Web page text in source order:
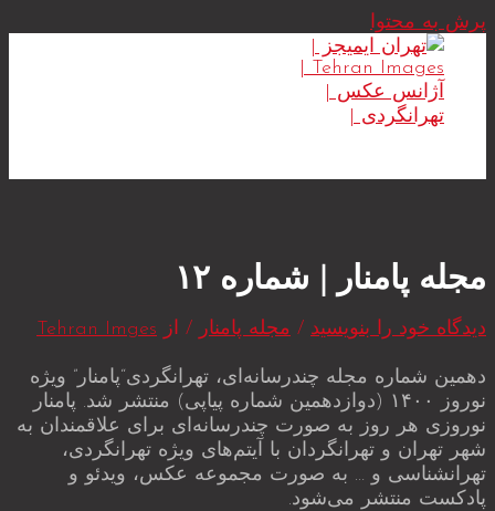
پرش به محتوا
مجله پامنار | شماره ۱۲
دیدگاه‌ خود را بنویسید / مجله پامنار / از Tehran Imges
دهمین شماره مجله چندرسانه‌ای، تهرانگردی“پامنار” ویژه
نوروز ۱۴۰۰ (دوازدهمین شماره پیاپی) منتشر شد. پامنار
نوروزی هر روز به صورت چندرسانه‌ای برای علاقمندان به
شهر تهران و تهرانگردان با آیتم‌های ویژه تهرانگردی،
تهرانشناسی و … به صورت مجموعه عکس، ویدئو و
پادکست منتشر می‌شود.